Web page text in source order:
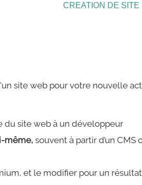
CREATION DE
site web pour votre nouvelle
du site web à un développeur
même,souvent à partir d’un CMS
et le modifier pour un